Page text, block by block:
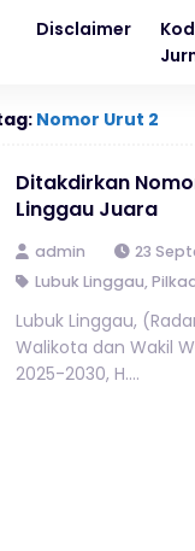
Disclaimer
Nomor Urut 2
Ditakdirkan
Linggau Juara
admin
23
Lubuk Linggau,
Lubuk Linggau,
Walikota dan Wakil
2025-2030, H....